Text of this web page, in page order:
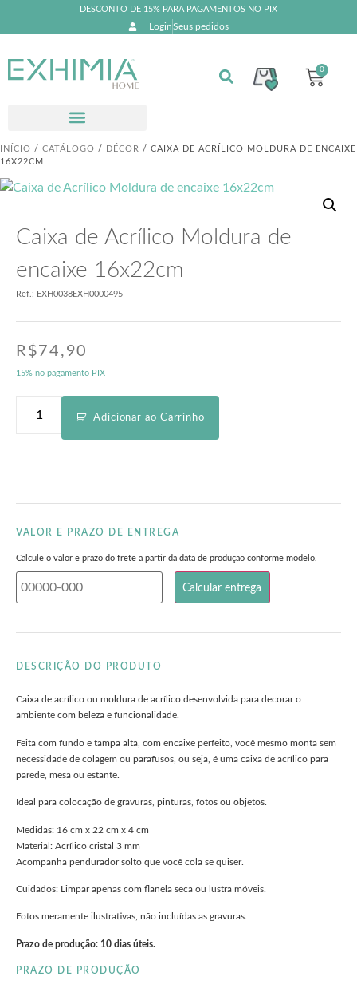
DESCONTO DE 15% PARA PAGAMENTOS NO PIX
LoginSeus pedidos
0
INÍCIO / CATÁLOGO / DÉCOR
/ CAIXA DE ACRÍLICO MOLDURA DE ENCAIXE
16X22CM
Caixa de Acrílico Moldura de
encaixe 16x22cm
Ref.: EXH0038EXH0000495
R$74,90
15% no pagamento PIX
Adicionar ao Carrinho
VALOR E PRAZO DE ENTREGA
Calcule o valor e prazo do frete a partir da data de produção conforme modelo.
DESCRIÇÃO DO PRODUTO
Caixa de acrílico ou moldura de acrílico desenvolvida para decorar o
ambiente com beleza e funcionalidade.
Feita com fundo e tampa alta, com encaixe perfeito, você mesmo monta sem
necessidade de colagem ou parafusos, ou seja, é uma caixa de acrílico para
parede, mesa ou estante.
Ideal para colocação de gravuras, pinturas, fotos ou objetos.
Medidas: 16 cm x 22 cm x 4 cm
Material: Acrílico cristal 3 mm
Acompanha pendurador solto que você cola se quiser.
Cuidados: Limpar apenas com flanela seca ou lustra móveis.
Fotos meramente ilustrativas, não incluídas as gravuras.
Prazo de produção: 10 dias úteis.
PRAZO DE PRODUÇÃO